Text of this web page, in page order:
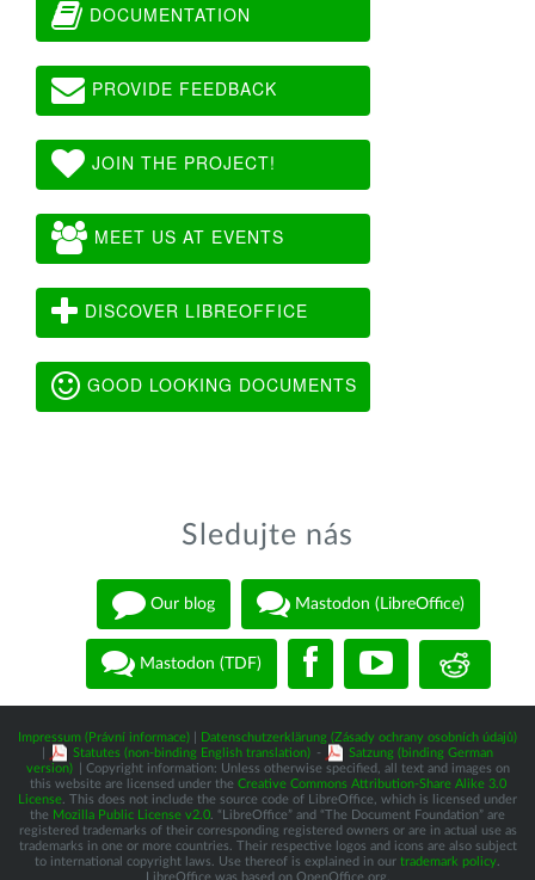
DOCUMENTATION
PROVIDE FEEDBACK
JOIN THE PROJECT!
MEET US AT EVENTS
DISCOVER LIBREOFFICE
GOOD LOOKING DOCUMENTS
Sledujte nás
Our blog Mastodon (LibreOffice)
Mastodon (TDF)
Impressum (Právní informace)
Datenschutzerklärung (Zásady ochrany osobních údajů)
Statutes (non-binding English translation) -
Satzung (binding German
version)
| Copyright information: Unless otherwise specified, all text and images on
this website are licensed under the Creative Commons Attribution-Share Alike 3.0
License . This does not include the source code of LibreOffice, which is licensed under
the Mozilla Public License v2.0 . “LibreOffice” and “The Document Foundation” are
registered trademarks of their corresponding registered owners or are in actual use as
trademarks in one or more countries. Their respective logos and icons are also subject
to international copyright laws. Use thereof is explained in our trademark policy
LibreOffice was based on OpenOffice.org.